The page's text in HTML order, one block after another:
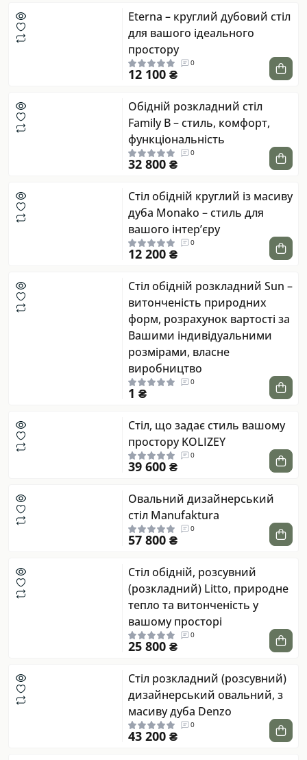
Eterna – круглий дубовий стіл
для вашого ідеального
простору
0
12 100 ₴
Обідній розкладний стіл
Family B – стиль, комфорт,
функціональність
0
32 800 ₴
Стіл обідній круглий із масиву
дуба Monako – стиль для
вашого інтер’єру
0
12 200 ₴
Стіл обідній розкладний Sun –
витонченість природних
форм, розрахунок вартості за
Вашими індивідуальними
розмірами, власне
виробництво
0
1 ₴
Стіл, що задає стиль вашому
простору KOLIZEY
0
39 600 ₴
Овальний дизайнерський
стіл Manufaktura
0
57 800 ₴
Стіл обідній, розсувний
(розкладний) Litto, природне
тепло та витонченість у
вашому просторі
0
25 800 ₴
Стіл розкладний (розсувний)
дизайнерський овальний, з
масиву дуба Denzo
0
43 200 ₴